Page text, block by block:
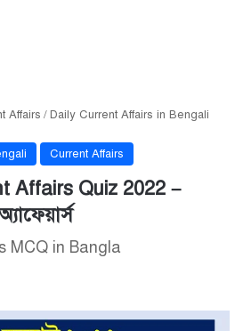
Affairs /Daily Current Affairs in Bengali
Current Affairs
Affairs Quiz 2022 –
MCQ in Bangla